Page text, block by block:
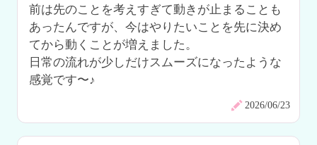
前は先のことを考えすぎて動きが止まることも
あったんですが、今はやりたいことを先に決め
てから動くことが増えました。
日常の流れが少しだけスムーズになったような
感覚です〜♪
2026/06/23